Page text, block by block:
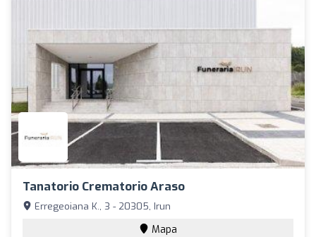
Tanatorio Crematorio Araso
Erregeoiana K., 3 - 20305, Irun
Mapa